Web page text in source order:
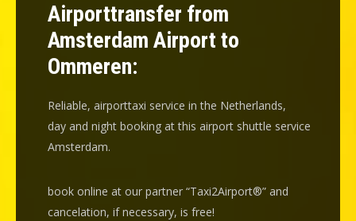
Airporttransfer from
Amsterdam Airport to
Ommeren:
Reliable, airporttaxi service in the Netherlands,
day and night booking at this airport shuttle service
Amsterdam.
book online at our partner “Taxi2Airport®” and
cancelation, if necessary, is free!